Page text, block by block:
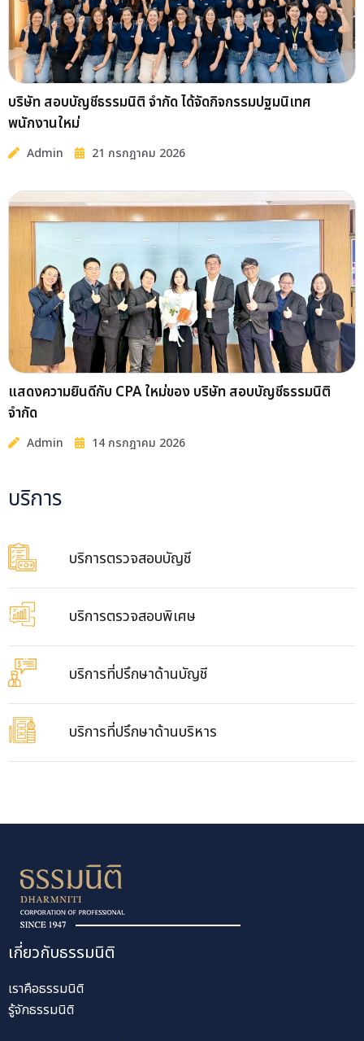
บริษัท สอบบัญชีธรรมนิติ จำกัด ได้จัดกิจกรรมปฐมนิเทศ
พนักงานใหม่
Admin 21 กรกฎาคม 2026
แสดงความยินดีกับ CPA ใหม่ของ บริษัท สอบบัญชีธรรมนิติ
จำกัด
Admin 14 กรกฎาคม 2026
บริการ
บริการตรวจสอบบัญชี
บริการตรวจสอบพิเศษ
บริการที่ปรึกษาด้านบัญชี
บริการที่ปรึกษาด้านบริหาร
เกี่ยวกับธรรมนิติ
เราคือธรรมนิติ
รู้จักธรรมนิติ